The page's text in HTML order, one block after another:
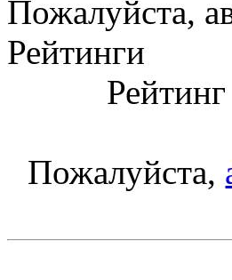
Пожалуйста,
Рейтинги
Пожалуйста,